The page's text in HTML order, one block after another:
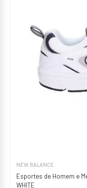
NEW BALANCE
Esportes de Homem e Menino NEW BALANCE ML408A ML408V1 NB
WHITE